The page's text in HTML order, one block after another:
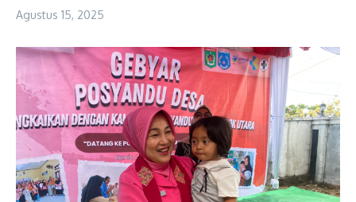
Agustus 15, 2025